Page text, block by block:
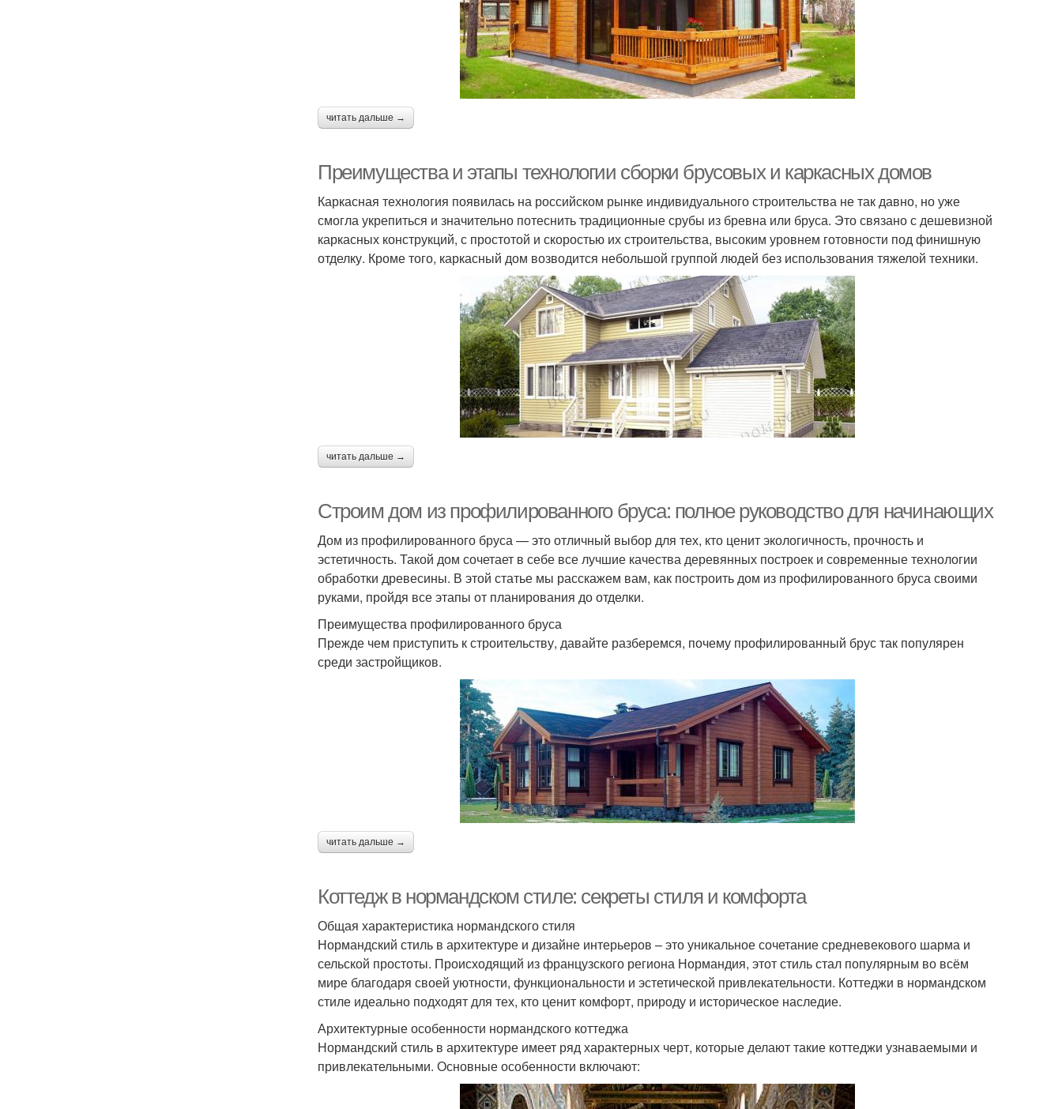
читать дальше →
Преимущества и этапы технологии сборки брусовых и каркасных домов
Каркасная технология появилась на российском рынке индивидуального строительства не так давно, но уже
смогла укрепиться и значительно потеснить традиционные срубы из бревна или бруса. Это связано с дешевизной
каркасных конструкций, с простотой и скоростью их строительства, высоким уровнем готовности под финишную
отделку. Кроме того, каркасный дом возводится небольшой группой людей без использования тяжелой техники.
читать дальше →
Строим дом из профилированного бруса: полное руководство для начинающих
Дом из профилированного бруса — это отличный выбор для тех, кто ценит экологичность, прочность и
эстетичность. Такой дом сочетает в себе все лучшие качества деревянных построек и современные технологии
обработки древесины. В этой статье мы расскажем вам, как построить дом из профилированного бруса своими
руками, пройдя все этапы от планирования до отделки.
Преимущества профилированного бруса
Прежде чем приступить к строительству, давайте разберемся, почему профилированный брус так популярен
среди застройщиков.
читать дальше →
Коттедж в нормандском стиле: секреты стиля и комфорта
Общая характеристика нормандского стиля
Нормандский стиль в архитектуре и дизайне интерьеров – это уникальное сочетание средневекового шарма и
сельской простоты. Происходящий из французского региона Нормандия, этот стиль стал популярным во всём
мире благодаря своей уютности, функциональности и эстетической привлекательности. Коттеджи в нормандском
стиле идеально подходят для тех, кто ценит комфорт, природу и историческое наследие.
Архитектурные особенности нормандского коттеджа
Нормандский стиль в архитектуре имеет ряд характерных черт, которые делают такие коттеджи узнаваемыми и
привлекательными. Основные особенности включают: